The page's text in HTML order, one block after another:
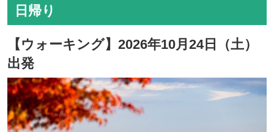
日帰り
【ウォーキング】2026年10月24日（土）
出発